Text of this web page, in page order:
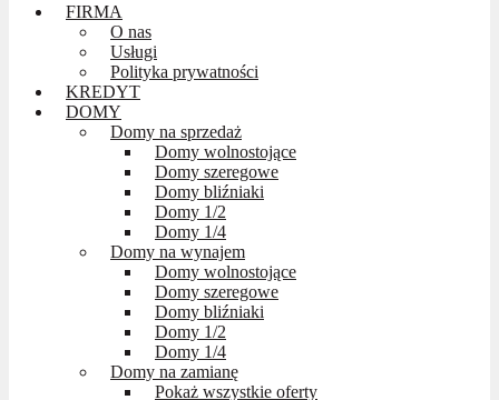
FIRMA
O nas
Usługi
Polityka prywatności
KREDYT
DOMY
Domy na sprzedaż
Domy wolnostojące
Domy szeregowe
Domy bliźniaki
Domy 1/2
Domy 1/4
Domy na wynajem
Domy wolnostojące
Domy szeregowe
Domy bliźniaki
Domy 1/2
Domy 1/4
Domy na zamianę
Pokaż wszystkie oferty